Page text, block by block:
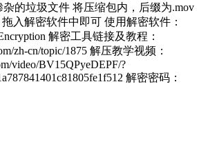
的垃圾文件 将压缩包内，后缀为.mov
入解密软件中即可 使用解密软件：
解密工具链接及教程：
zh-cn/topic/1875 解压教学视频：
video/BV15QPyeDEPF/?
解密密码：